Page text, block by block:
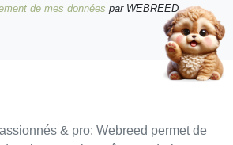
de mes données par WEBREED.
& pro: Webreed permet de